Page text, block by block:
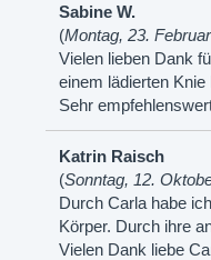
Sabine W.
(Montag, 23.
Vielen lieben Dank
einem lädierten
Sehr
Katrin Raisch
(Sonntag, 12.
Durch Carla habe
Körper. Durch ihre
Vielen Dank liebe